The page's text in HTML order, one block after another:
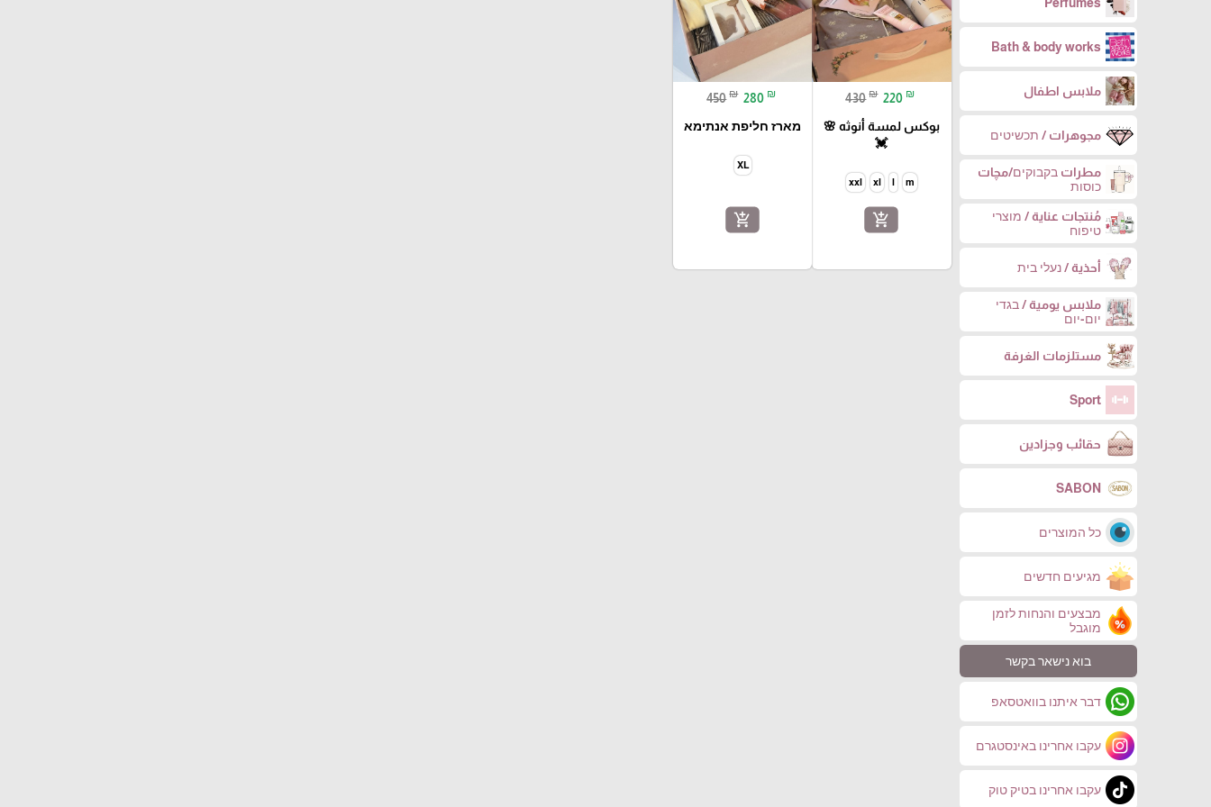
Bath & body works
ملابس اطفال
مجوهرات / תכשיטים
مطرات בקבוקים/مچات
כוסות
مُنتجات عناية / מוצרי
טיפוח
أحذية / נעלי בית
ملابس يومية / בגדי
יום-יום
مستلزمات الغرفة
Sport
حقائب وجزادين
SABON
כל המוצרים
מגיעים חדשים
מבצעים והנחות לזמן
מוגבל
בוא נישאר בקשר
דבר איתנו בוואטסאפ
עקבו אחרינו באינסטגרם
עקבו אחרינו בטיק טוק
430 ₪ 220 ₪
بوكس لمسة أنوثه 🌸
💓
m
l
xl
xxl
add_shopping_cart
450 ₪ 280 ₪
מארז חליפת אנתימא
XL
add_shopping_cart